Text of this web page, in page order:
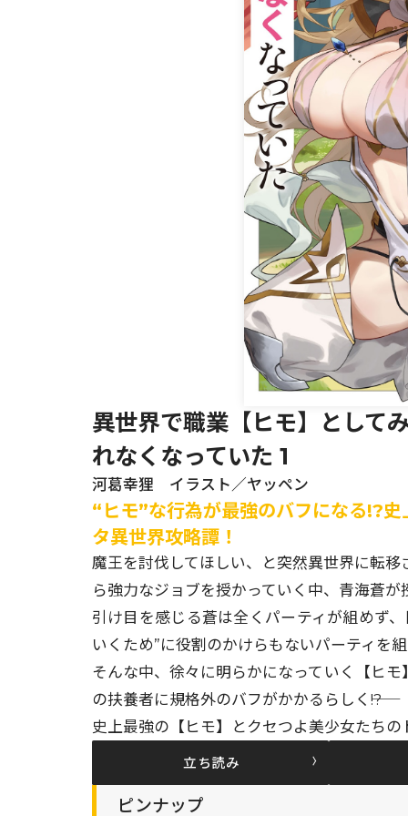
異世界で職業【ヒモ】として
れなくなっていた 1
河葛幸狸 イラスト／ヤッペン
“ヒモ”な行為が最強のバフになる!?
タ異世界攻略譚！
魔王を討伐してほしい、と突然異世界に転
ら強力なジョブを授かっていく中、青海蒼
引け目を感じる蒼は全くパーティが組めず
いくため”に役割のかけらもないパーティを
そんな中、徐々に明らかになっていく【ヒ
の扶養者に規格外のバフがかかるらしく――!?
史上最強の【ヒモ】とクセつよ美少女たち
立ち読み
ピンナップ